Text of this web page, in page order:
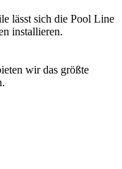
lässt sich die Pool Line
installieren.
wir das größte